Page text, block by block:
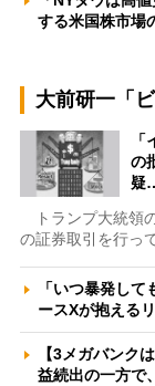
する米国株市
大前研一「
の
疑
トランプ大統領
の証券取引を行っ
「いつ暴発し
ースXが抱える
【3メガバンク
益続出の一方で